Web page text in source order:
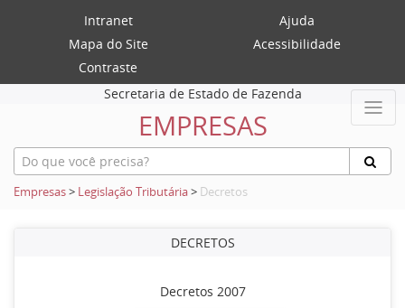
Intranet
Ajuda
Mapa do Site
Acessibilidade
Contraste
Secretaria de Estado de Fazenda
EMPRESAS
Empresas> Legislação Tributária> Decretos
DECRETOS
Decretos 2007